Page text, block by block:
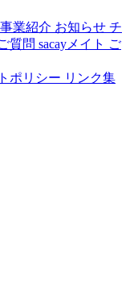
事業紹介 お知らせ チ
質問 sacayメイト ご
ポリシー リンク集